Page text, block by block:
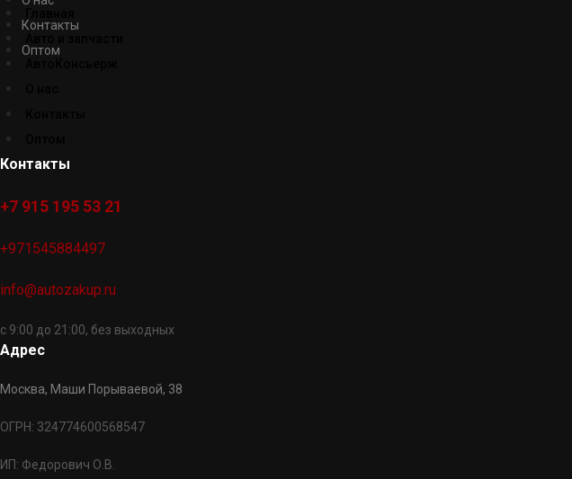
Контакты
Оптом
Контакты
+7 915 195 53 21
+971545884497
info@autozakup.ru
с 9:00 до 21:00, без выходных
Адрес
Москва, Маши Порываевой, 38
ОГРН: 324774600568547
ИП: Федорович О.В.